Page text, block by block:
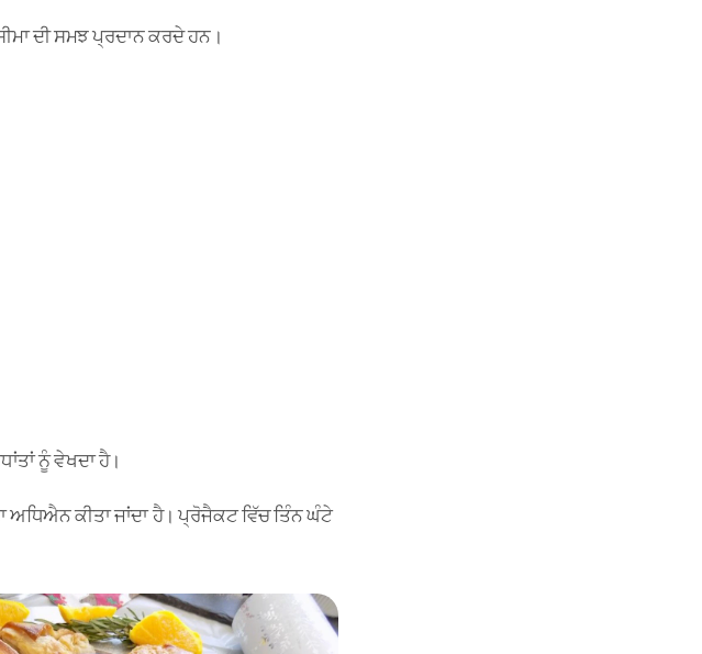
ਦੀ ਸਮਝ ਪ੍ਰਦਾਨ ਕਰਦੇ ਹਨ।
ਨੂੰ ਵੇਖਦਾ ਹੈ।
ਅਧਿਐਨ ਕੀਤਾ ਜਾਂਦਾ ਹੈ। ਪ੍ਰੋਜੈਕਟ ਵਿੱਚ ਤਿੰਨ ਘੰਟੇ